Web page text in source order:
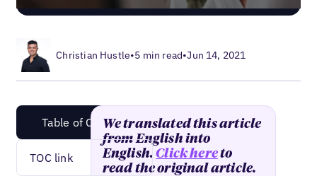
Christian Hustle•5 min read•Jun 14, 2021
Table of Content
TOC link
We translated this article
from English into
English.Click hereto
read the original article.